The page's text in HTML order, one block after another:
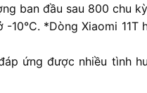
ban đầu sau 800 chu
10°C. *Dòng Xiaomi
ứng được nhiều tình